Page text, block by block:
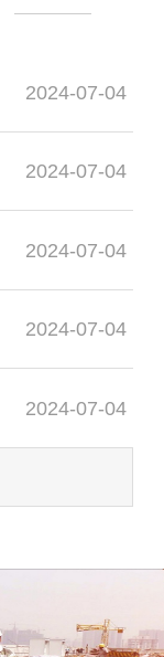
2024-07-04
2024-07-04
2024-07-04
2024-07-04
2024-07-04